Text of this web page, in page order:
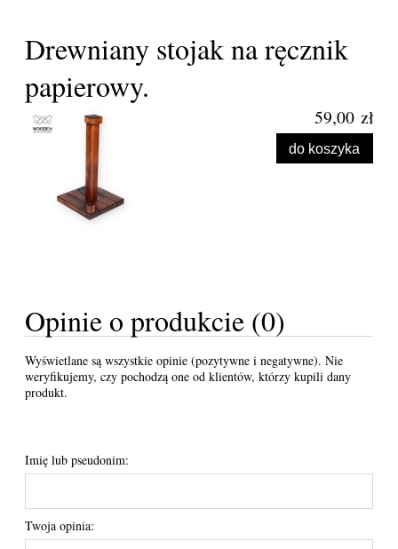
Drewniany stojak na ręcznik
papierowy.
59,00 zł
do koszyka
Opinie o produkcie (0)
Wyświetlane są wszystkie opinie (pozytywne i negatywne). Nie
weryfikujemy, czy pochodzą one od klientów, którzy kupili dany
produkt.
Imię lub pseudonim:
Twoja opinia: